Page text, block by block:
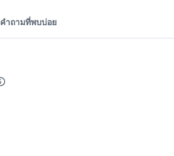
คำถามที่พบบ่อย